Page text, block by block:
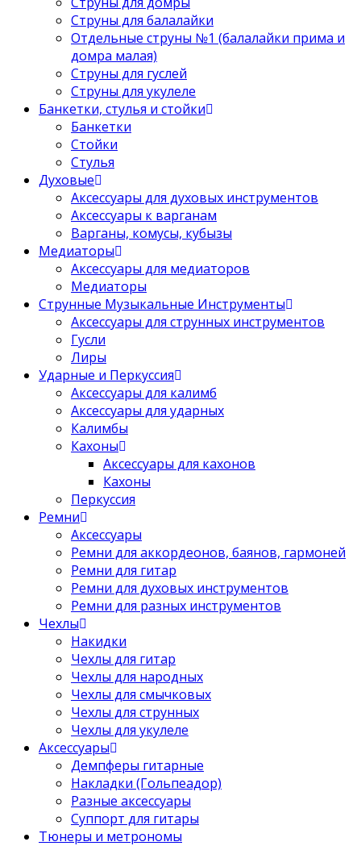
Струны для балалайки
Отдельные струны №1 (балалайки прима и
домра малая)
Струны для гуслей
Струны для укулеле
Банкетки, стулья и стойки
Банкетки
Стойки
Стулья
Духовые
Аксессуары для духовых инструментов
Аксессуары к варганам
Варганы, комусы, кубызы
Медиаторы
Аксессуары для медиаторов
Медиаторы
Струнные Музыкальные Инструменты
Аксессуары для струнных инструментов
Гусли
Лиры
Ударные и Перкуссия
Аксессуары для калимб
Аксессуары для ударных
Калимбы
Кахоны
Аксессуары для кахонов
Кахоны
Перкуссия
Ремни
Аксессуары
Ремни для аккордеонов, баянов, гармоней
Ремни для гитар
Ремни для духовых инструментов
Ремни для разных инструментов
Чехлы
Накидки
Чехлы для гитар
Чехлы для народных
Чехлы для смычковых
Чехлы для струнных
Чехлы для укулеле
Аксессуары
Демпферы гитарные
Накладки (Гольпеадор)
Разные аксессуары
Суппорт для гитары
Тюнеры и метрономы